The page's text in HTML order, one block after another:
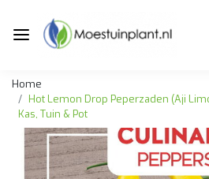
Home
Hot Lemon Drop Peperzaden (Aji
Kas, Tuin & Pot